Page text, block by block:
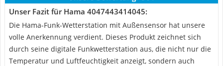
Unser Fazit für Hama 4047443414045:
Die Hama-Funk-Wetterstation mit Außensensor hat unsere
volle Anerkennung verdient. Dieses Produkt zeichnet sich
durch seine digitale Funkwetterstation aus, die nicht nur die
Temperatur und Luftfeuchtigkeit anzeigt, sondern auch